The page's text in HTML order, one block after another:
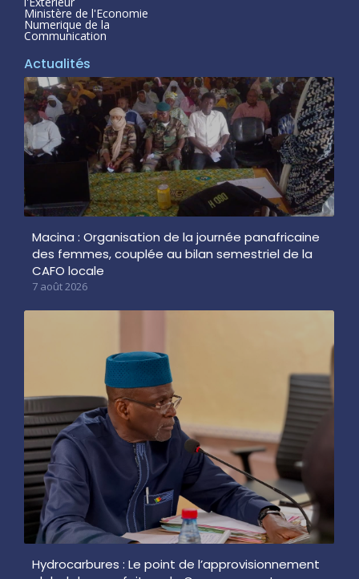
Ministère de l'Economie
Numerique de la
Communication
Actualités
Macina : Organisation de la journée panafricaine
des femmes, couplée au bilan semestriel de la
CAFO locale
7 août 2026
Hydrocarbures : Le point de l’approvisionnement